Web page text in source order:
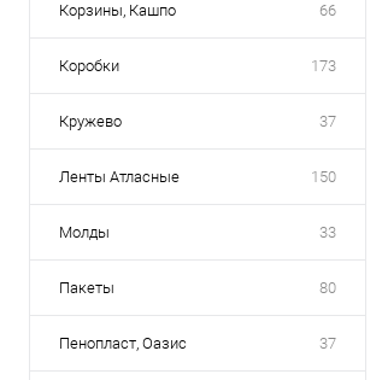
Корзины, Кашпо 66
Коробки 173
Кружево 37
Ленты Атласные 150
Молды 33
Пакеты 80
Пенопласт, Оазис 37